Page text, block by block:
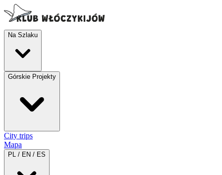
Na Szlaku
Górskie Projekty
City trips
Mapa
PL / EN / ES